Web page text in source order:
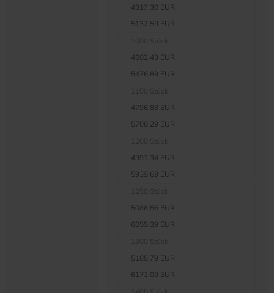
4317,30 EUR
5137,59 EUR
4602,43 EUR
5476,89 EUR
4796,88 EUR
5708,29 EUR
4991,34 EUR
5939,69 EUR
5088,56 EUR
6055,39 EUR
5185,79 EUR
6171,09 EUR